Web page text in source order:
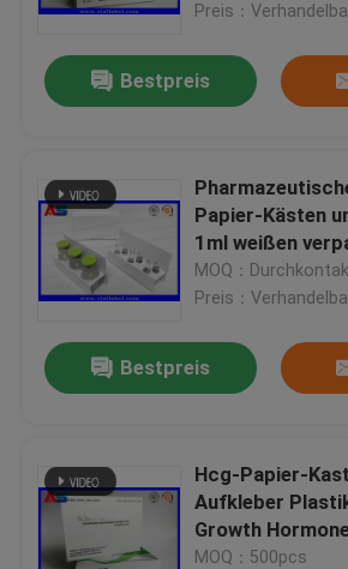
Hormon
Preis：
Bestpreis
Papier-Kästen
1ml weißen
Kasten der
2ml
MOQ：
Preis：
Bestpreis
Hcg-Papier-
Aufkleber
Growth
MOQ：500pcs